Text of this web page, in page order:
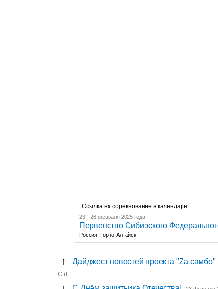
Ссылка на соревнование в календаре
23—26 февраля 2025 года
Первенство Сибирского
Россия, Горно-Алтайск
↑ Дайджест новостей проекта "Zа самбо"
Ctrl